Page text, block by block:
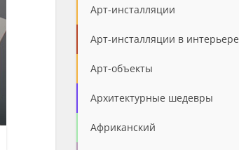
Арт-инсталляции
Арт-инсталляции в интерьере
Арт-объекты
Архитектурные шедевры
Африканский